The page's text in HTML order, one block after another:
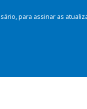
para assinar as